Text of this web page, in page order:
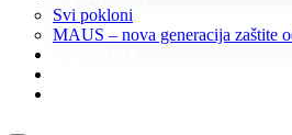
Svi pokloni
MAUS – nova generacija zaštite